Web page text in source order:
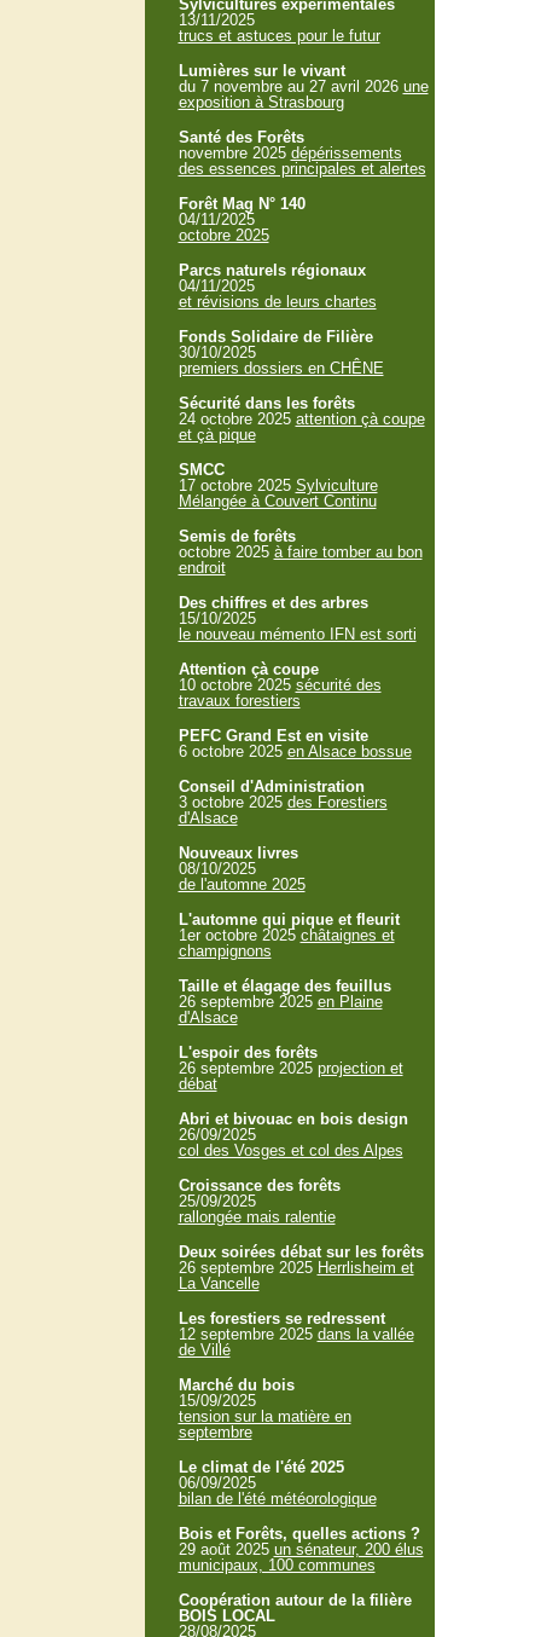
Sylvicultures expérimentales
13/11/2025
trucs et astuces pour le futur
Lumières sur le vivant
du 7 novembre au 27 avril 2026 une
exposition à Strasbourg
Santé des Forêts
novembre 2025 dépérissements
des essences principales et alertes
Forêt Mag N° 140
04/11/2025
octobre 2025
Parcs naturels régionaux
04/11/2025
et révisions de leurs chartes
Fonds Solidaire de Filière
30/10/2025
premiers dossiers en CHÊNE
Sécurité dans les forêts
24 octobre 2025 attention çà coupe
et çà pique
SMCC
17 octobre 2025 Sylviculture
Mélangée à Couvert Continu
Semis de forêts
octobre 2025 à faire tomber au bon
endroit
Des chiffres et des arbres
15/10/2025
le nouveau mémento IFN est sorti
Attention çà coupe
10 octobre 2025 sécurité des
travaux forestiers
PEFC Grand Est en visite
6 octobre 2025 en Alsace bossue
Conseil d'Administration
3 octobre 2025 des Forestiers
d'Alsace
Nouveaux livres
08/10/2025
de l'automne 2025
L'automne qui pique et fleurit
1er octobre 2025 châtaignes et
champignons
Taille et élagage des feuillus
26 septembre 2025 en Plaine
d'Alsace
L'espoir des forêts
26 septembre 2025 projection et
débat
Abri et bivouac en bois design
26/09/2025
col des Vosges et col des Alpes
Croissance des forêts
25/09/2025
rallongée mais ralentie
Deux soirées débat sur les forêts
26 septembre 2025 Herrlisheim et
La Vancelle
Les forestiers se redressent
12 septembre 2025 dans la vallée
de Villé
Marché du bois
15/09/2025
tension sur la matière en
septembre
Le climat de l'été 2025
06/09/2025
bilan de l'été météorologique
Bois et Forêts, quelles actions ?
29 août 2025 un sénateur, 200 élus
municipaux, 100 communes
Coopération autour de la filière
BOIS LOCAL
28/08/2025